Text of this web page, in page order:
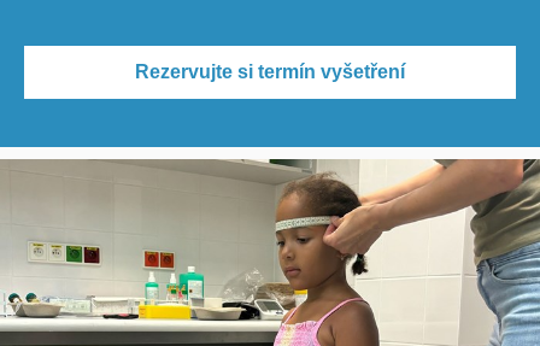
Rezervujte si termín vyšetření